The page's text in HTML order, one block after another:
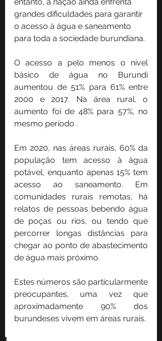
grandes dificuldades para garantir
o acesso à água e saneamento
para toda a sociedade burundiana.
O acesso a pelo menos o nível
básico de água no Burundi
aumentou de 51% para 61% entre
2000 e 2017. Na área rural. o
aumento foi de 48% para 57%, no
mesmo período .
Em 2020, nas áreas rurais, 60% da
população tem acesso à água
potável, enquanto apenas 15% tem
acesso ao saneamento. Em
comunidades rurais remotas, há
relatos de pessoas bebendo água
de poças ou rios, ou tendo que
percorrer longas distâncias para
chegar ao ponto de abastecimento
de água mais próximo.
Estes números são particularmente
preocupantes, uma vez que
aproximadamente 90% dos
burundeses vivem em áreas rurais.